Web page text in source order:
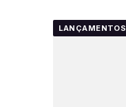
LANÇAMENTOS